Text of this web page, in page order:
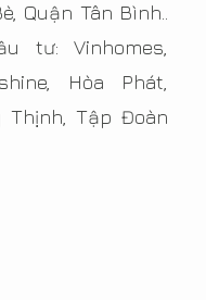
Quận Tân Bình..
tư: Vinhomes,
Hòa Phát,
Thịnh, Tập Đoàn